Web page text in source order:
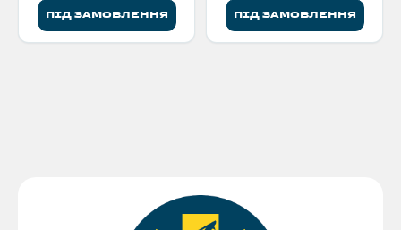
ПІД ЗАМОВЛЕННЯ ПІД ЗАМОВЛЕННЯ